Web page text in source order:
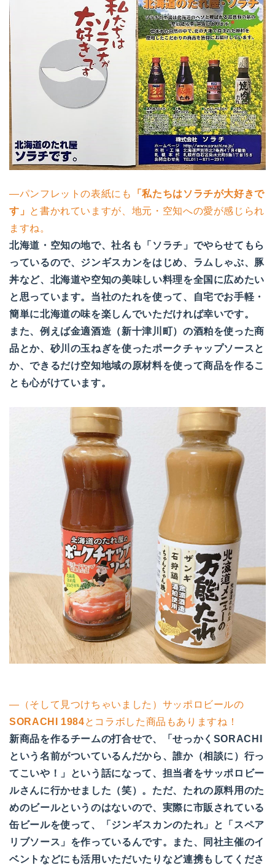
―パンフレットの表紙にも
「私たちはソラチが大好きで
す」 と書かれていますが、地元・空知への愛が感じられ
ますね。
北海道・空知の地で、社名も「ソラチ」でやらせてもら
っているので、ジンギスカンをはじめ、ラムしゃぶ、豚
丼など、北海道や空知の美味しい料理を全国に広めたい
と思っています。当社のたれを使って、自宅でお手軽・
簡単に北海道の味を楽しんでいただければ幸いです。
また、例えば金適酒造（新十津川町）の酒粕を使った商
品とか、砂川の玉ねぎを使ったポークチャップソースと
か、できるだけ空知地域の原材料を使って商品を作るこ
とも心がけています。
―（そして見つけちゃいました）サッポロビールの
SORACHI 1984とコラボした商品もありますね！
新商品を作るチームの打合せで、「せっかくSORACHI
という名前がついているんだから、誰か（相談に）行っ
てこいや！」という話になって、担当者をサッポロビー
ルさんに行かせました（笑）。ただ、たれの原料用のた
めのビールというのはないので、実際に市販されている
缶ビールを使って、「ジンギスカンのたれ」と「スペア
リブソース」を作っているんです。また、同社主催のイ
ベントなどにも活用いただいたりなど連携もしてくださ